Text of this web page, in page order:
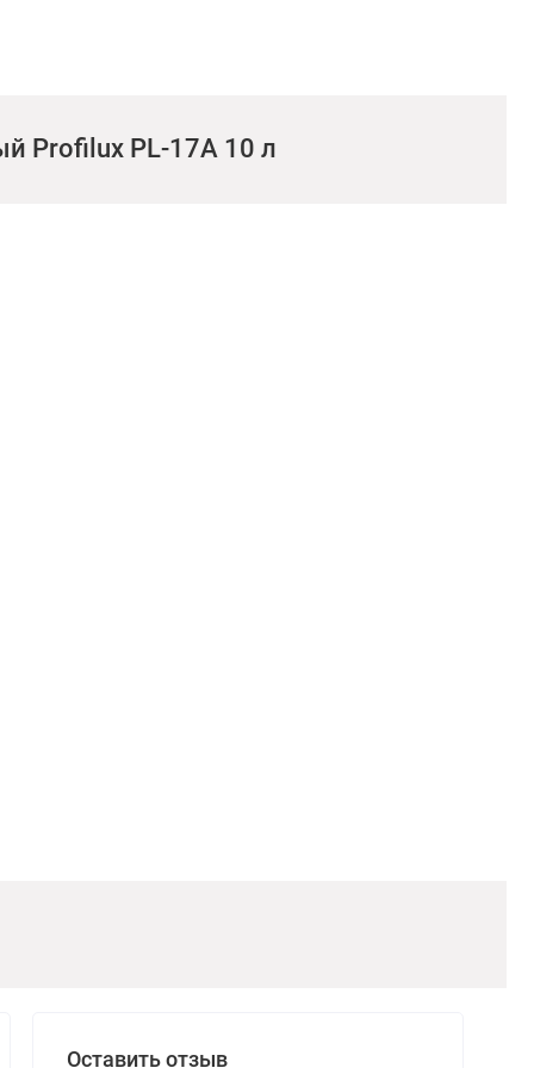
Profilux PL-17A 10 л
Оставить отзыв